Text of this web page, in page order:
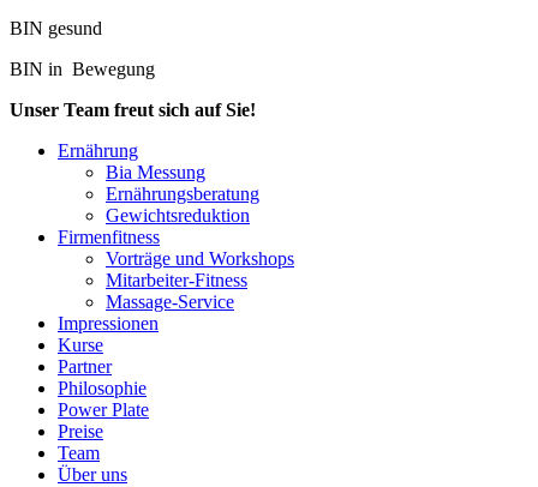
BIN gesund
BIN in Bewegung
Unser Team freut sich auf Sie!
Ernährung
Bia Messung
Ernährungsberatung
Gewichtsreduktion
Firmenfitness
Vorträge und Workshops
Mitarbeiter-Fitness
Massage-Service
Impressionen
Kurse
Partner
Philosophie
Power Plate
Preise
Team
Über uns